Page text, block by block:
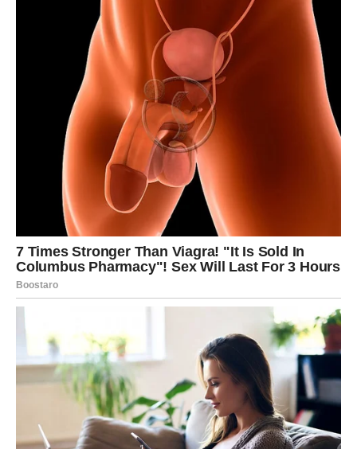
ŠKORPIJA – KADA MASKE
PADNU, POVRATKA NEMA
Škorpija je znak koji istinu uvek oseća pre nego što je
vidi. Intuicija joj nikada ne greši, ali je često čekala – da se
stvari same pokažu, da se karte same okrenu. Taj
trenutak sada dolazi. I on jenepovratan
U životu Škorpije više nema prostora za:
skrivene motive
emocionalne manipulacije
igre moći
Ovo je period u kojem Škorpija skida maske drugima, ali
i sebi. Prestaje da se pretvara da ne vidi ono što je
očigledno. Prestaje da testira ljude – jer su se sami